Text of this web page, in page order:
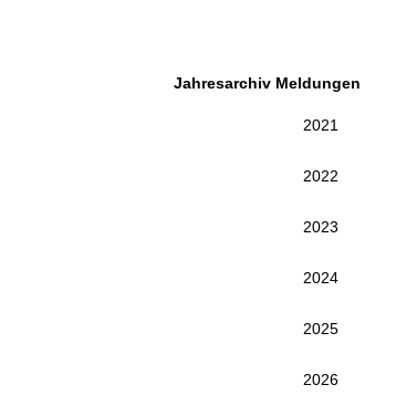
Jahresarchiv Meldungen
2021
2022
2023
2024
2025
2026